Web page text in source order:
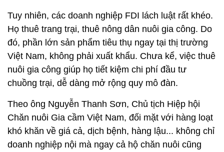
Tuy nhiên, các doanh nghiệp FDI lách luật rất khéo.
Họ thuê trang trại, thuê nông dân nuôi gia công. Do
đó, phần lớn sản phẩm tiêu thụ ngay tại thị trường
Việt Nam, không phải xuất khẩu. Chưa kể, việc thuê
nuôi gia công giúp họ tiết kiệm chi phí đầu tư
chuồng trại, dễ dàng mở rộng quy mô đàn.
Theo ông Nguyễn Thanh Sơn, Chủ tịch Hiệp hội
Chăn nuôi Gia cầm Việt Nam, đối mặt với hàng loạt
khó khăn về giá cả, dịch bệnh, hàng lậu... không chỉ
doanh nghiệp nội mà ngay cả hộ chăn nuôi cũng